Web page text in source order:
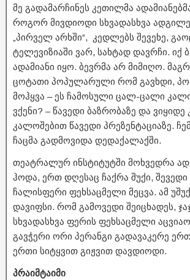
მე გადამარჩინეს კეთილმა
როგორ მივდიოდი სხვადასხვა
„პირველ არხში“, კედლებს შევეხე,
ტელევიზიაში ვარ, სახტად დავრჩი. იქ
ადამიანი იყო. ბევრმა არ მიმიღო.
ცოტათი პოპულარული რომ გავხდი,
მოჰყვა – ეს ჩამოსული ცალ-ცალი
ვქენი? – წავედი ბაზრობაზე და ვიყიდე
კალოშებით წავედი პრეზენტაციაზე.
ჩაცმა გადმოვიდა დედაქალაქში.
თეატრალურ ინსტიტუტში მოხვედრა
ჰოდა, ერთ დღესაც ჩაქრა შუქი,
ჩალისფერი ფეხსაცმელი მეცვა. ამ
დავიფსი. რომ გამოვედი შეიცხადეს,
სხვადასხვა ფერის ფეხსაცმელი
გავჭერი ორი პერანგი გადავაკერე
ერთი სიტყვით გიჟვით დავდიოდი.
პრაიმტაიმი